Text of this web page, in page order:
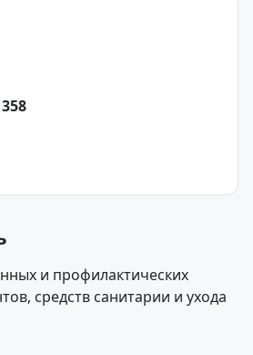
и профилактических
средств санитарии и ухода